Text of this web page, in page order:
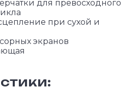
для превосходного
при сухой и
экранов